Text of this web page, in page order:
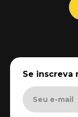
Se inscreva